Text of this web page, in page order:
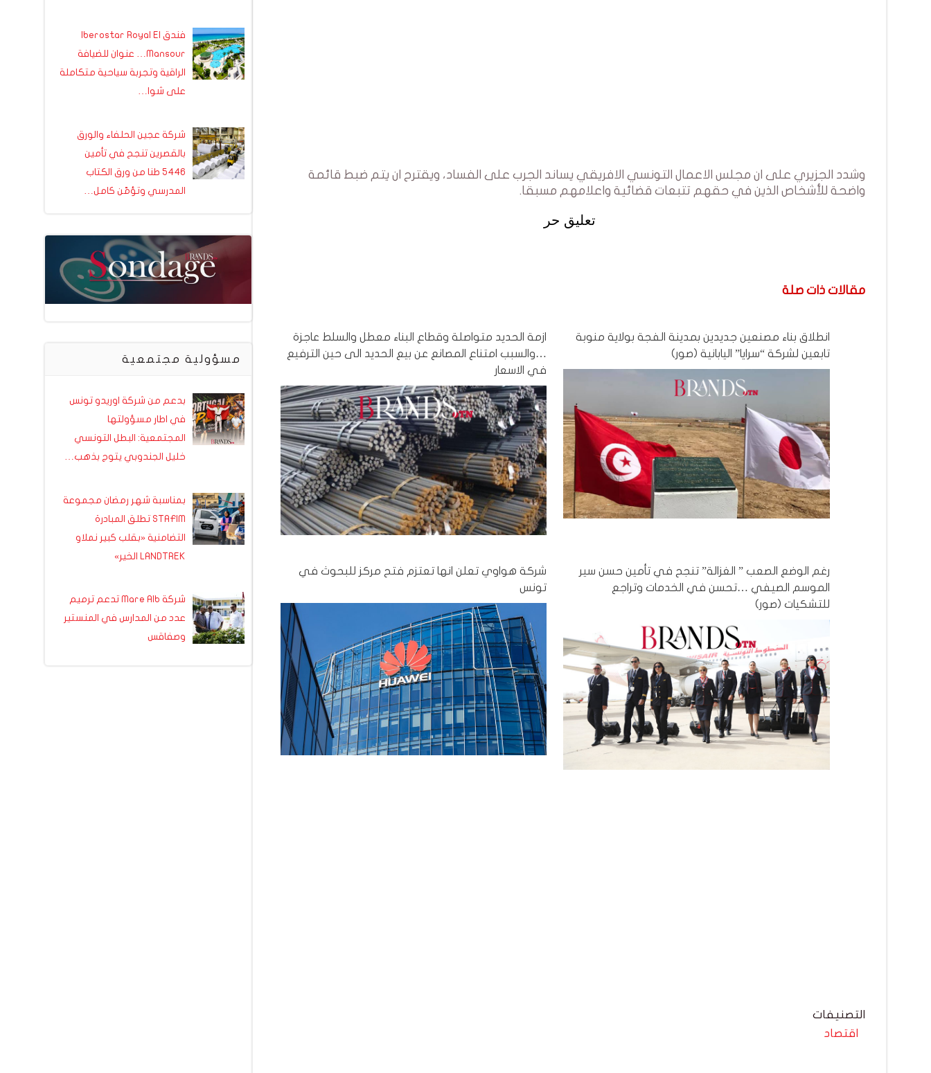
وشدد الجزيري على ان مجلس الاعمال التونسي الافريقي يساند الجرب على الفساد، ويقترح ان يتم ضبط قائمة
واضحة للأشخاص الذين في حقهم تتبعات قضائية واعلامهم مسبقا.
تعليق حر
مقالات ذات صلة
انطلاق بناء مصنعين جديدين بمدينة الفجة بولاية منوبة
تابعين لشركة “سرايا” اليابانية (صور)
ازمة الحديد متواصلة وقطاع البناء معطل والسلط عاجزة
…والسبب امتناع المصانع عن بيع الحديد الى حين الترفيع
في الاسعار
رغم الوضع الصعب ” الغزالة” تنجح في تأمين حسن سير
الموسم الصيفي …تحسن في الخدمات وتراجع
للتشكيات (صور)
شركة هواوي تعلن انها تعتزم فتح مركز للبحوث في
تونس
التصنيفات
اقتصاد
فندق Iberostar Royal El
Mansour… عنوان للضيافة
الراقية وتجربة سياحية متكاملة
على شوا…
شركة عجين الحلفاء والورق
بالقصرين تنجح في تأمين
5446 طنا من ورق الكتاب
المدرسي وتؤمّن كامل…
مسؤولية مجتمعية
بدعم من شركة اوريدو تونس
في اطار مسؤولتها
المجتمعية: البطل التونسي
خليل الجندوبي يتوج بذهب…
بمناسبة شهر رمضان مجموعة
STAFIM تطلق المبادرة
التضامنية «بقلب كبير نملاو
LANDTREK الخير»
شركة Mare Alb تدعم ترميم
عدد من المدارس في المنستير
وصفاقس